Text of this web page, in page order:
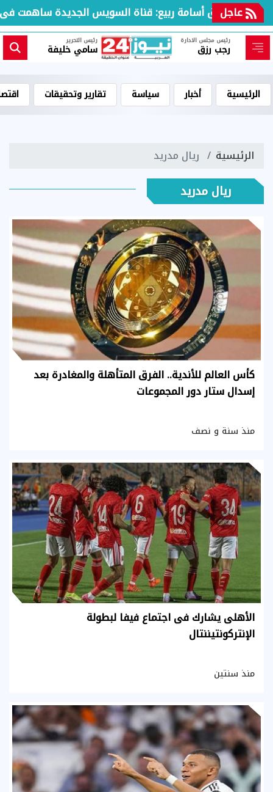
عاجل
أسامة ربيع: قناة السويس الجديدة ساهمت فى مضاعفة
رئيس مجلس الادارة
رجب رزق
رئيس التحرير
سامي خليفة
الرئيسية أخبار سياسة تقارير وتحقيقات
الرئيسية ريال مدريد
ريال مدريد
كأس العالم للأندية.. الفرق المتأهلة والمغادرة بعد
إسدال ستار دور المجموعات
منذ سنة و نصف
الأهلى يشارك فى اجتماع فيفا لبطولة
الإنتركونتيننتال
منذ سنتين